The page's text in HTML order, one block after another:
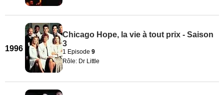
1996
Chicago Hope, la vie à tout prix - Saison
3
1 Episode 9
Rôle: Dr Little